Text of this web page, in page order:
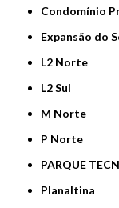
Condomínio
Expansão do
L2 Norte
L2 Sul
M Norte
P Norte
PARQUE
Planaltina